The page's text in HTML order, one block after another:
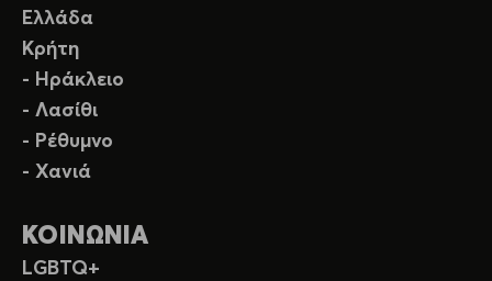
Ελλάδα
Κρήτη
- Ηράκλειο
- Λασίθι
- Ρέθυμνο
- Χανιά
ΚΟΙΝΩΝΙΑ
LGBTQ+